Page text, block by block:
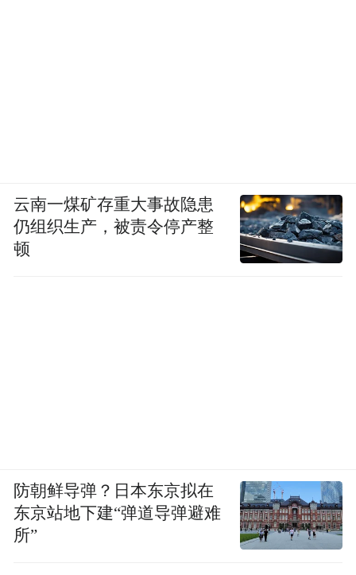
云南一煤矿存重大事故隐患
仍组织生产，被责令停产整
顿
防朝鲜导弹？日本东京拟在
东京站地下建“弹道导弹避难
所”